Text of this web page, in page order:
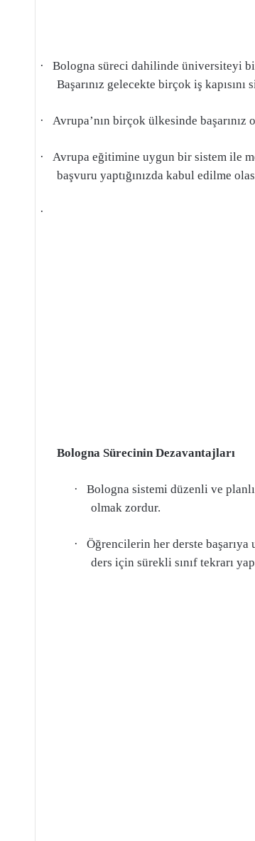
·
Bologna süreci dahilinde üniversiteyi
Başarınız gelecekte birçok iş kapısını
· Avrupa’nın birçok ülkesinde
·
Avrupa eğitimine uygun bir sistem ile
başvuru yaptığınızda kabul edilme
·
Bologna Sürecinin Dezavantajları
·
Bologna sistemi düzenli ve planlı
olmak zordur.
·
Öğrencilerin her derste başarıya
ders için sürekli sınıf tekrarı